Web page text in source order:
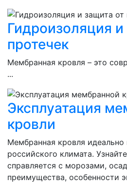
Гидроизоляция
протечек
Мембранная кровля – это
...
Эксплуатация
кровли
Мембранная кровля идеально
российского климата.
справляется с морозами,
преимущества, особенности